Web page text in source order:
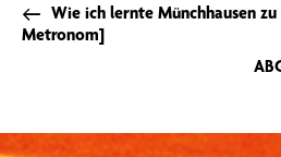
Wie ich lernte Münchhausen
Metronom]